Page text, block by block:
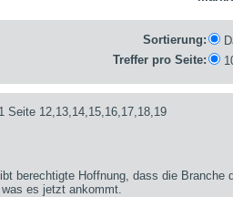
Sortierung:
Treffer pro Seite:
Seite 12,13,14,15,16,17,18,19
berechtigte Hoffnung, dass die Branche
es jetzt ankommt.